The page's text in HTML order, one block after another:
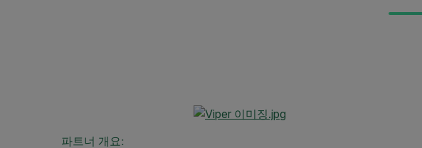
파트너 개요: